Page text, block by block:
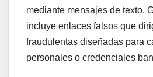
mediante mensajes de texto.
incluye enlaces falsos que
fraudulentas diseñadas para
personales o credenciales